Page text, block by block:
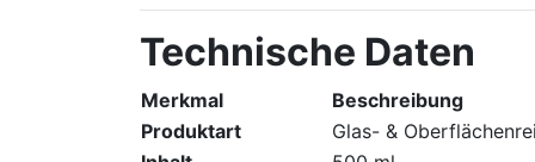
Technische Daten
Merkmal
Beschreibung
Produktart
Glas- &